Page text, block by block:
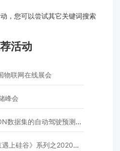
，您可以尝试其它关键词搜索
活动
物联网在线展会
峰会
集的自动驾驶预测模型挑战赛
谷》系列之2020年度开源峰会